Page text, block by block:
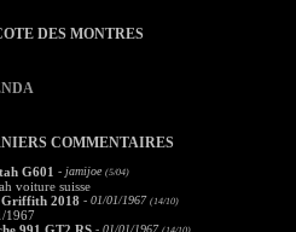
DES MONTRES
COMMENTAIRES
G601 - jamijoe (5/04)
voiture suisse
2018 - 01/01/1967 (14/10)
1967
- 01/01/1967